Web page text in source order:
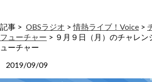
記事 > OBSラジオ >情熱ライブ！Voice >
フューチャー > ９月９日（月）のチャレン
ューチャー
2019/09/09